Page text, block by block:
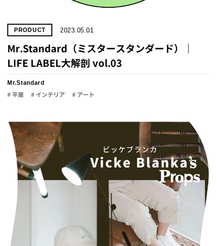
PRODUCT 2023.05.01
Mr.Standard（ミスタースタンダード）｜
LIFE LABEL大解剖 vol.03
Mr.Standard
# 平屋 # インテリア # アート